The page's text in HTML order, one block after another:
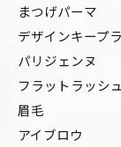
まつげパーマ
デザインキープ
パリジェンヌ
フラットラッシュ
眉毛
アイブロウ